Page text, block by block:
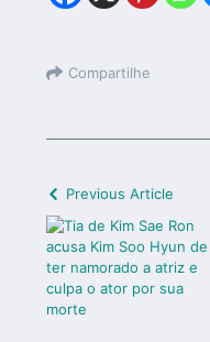
Compartilhe
Previous Article